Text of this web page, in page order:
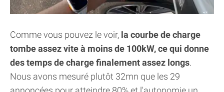
Comme vous pouvez le voir, la courbe de charge
tombe assez vite à moins de 100kW, ce qui donne
des temps de charge finalement assez longs.
Nous avons mesuré plutôt 32mn que les 29